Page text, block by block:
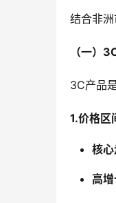
结合非洲
（一）
3C产品
1.价格区
核
高